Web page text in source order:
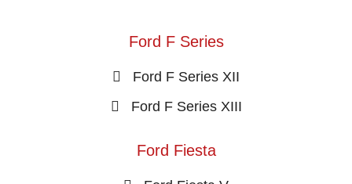
Ford F Series
Ford F Series XII
Ford F Series XIII
Ford Fiesta